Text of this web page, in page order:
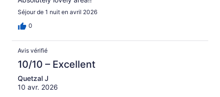
Séjour de 1 nuit en avril 2026
0
Avis vérifié
10/10 – Excellent
Quetzal J
10 avr. 2026